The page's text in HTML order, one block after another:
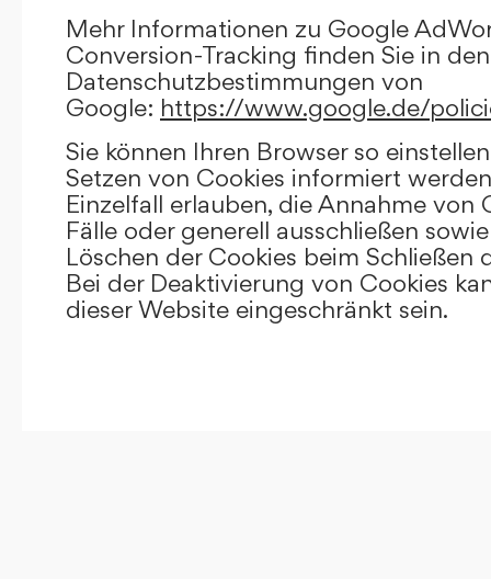
Mehr Informationen zu Google
Conversion-Tracking finden Sie in den
Datenschutzbestimmungen von
Google: https://www.google.de/
Sie können Ihren Browser so
Setzen von Cookies informiert
Einzelfall erlauben, die Annahme von
Fälle oder generell ausschließen
Löschen der Cookies beim Schließen
Bei der Deaktivierung von Cookies
dieser Website eingeschränkt sein.